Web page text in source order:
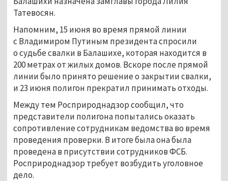
Татевосян.
Напомним, 15 июня во время прямой линии
с Владимиром Путиным президента спросили
о судьбе свалки в Балашихе, которая находится в
200 метрах от жилых домов. Вскоре после прямой
линии было принято решение о закрытии свалки,
и 23 июня полигон прекратил принимать отходы.
Между тем Росприроднадзор сообщил, что
представители полигона попытались оказать
сопротивление сотрудникам ведомства во время
проведения проверки. В итоге была она была
проведена в присутствии сотрудников ФСБ.
Росприроднадзор требует возбудить уголовное
дело.